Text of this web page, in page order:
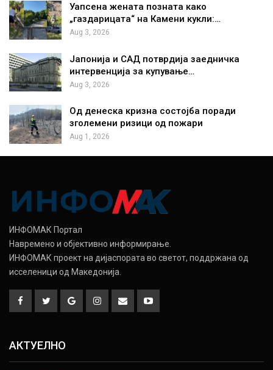
Уапсена жената позната како
„газдарицата“ на Камени кукли:…
Aug 3, 2026
Јапонија и САД потврдија заедничка
интервенција за купување…
Aug 3, 2026
Од денеска кризна состојба поради
зголемени ризици од пожари
Aug 1, 2026
ИНФОМАК Портал
Навремено и објективно информирање.
ИНФОМАК проект на дијаспората во светот, поддржана од
исселеници од Македонија.
АКТУЕЛНО